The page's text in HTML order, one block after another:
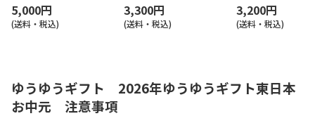
5,000円
(送料・税込)
3,300円
(送料・税込)
3,200円
(送料・税込)
ゆうゆうギフト 2026年ゆうゆうギフト東日本
お中元 注意事項